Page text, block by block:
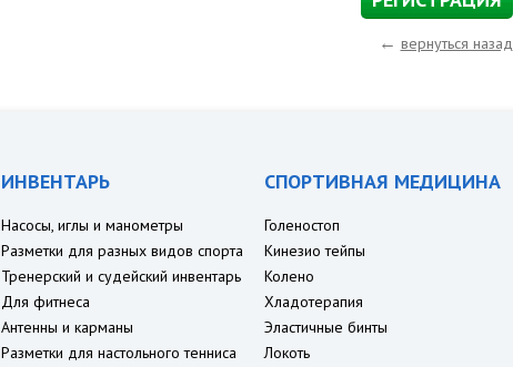
← вернуться назад
ИНВЕНТАРЬ
Насосы, иглы и манометры
Разметки для разных видов спорта
Тренерский и судейский инвентарь
Для фитнеса
Антенны и карманы
Разметки для настольного тенниса
СПОРТИВНАЯ МЕДИЦИНА
Голеностоп
Кинезио тейпы
Колено
Хладотерапия
Эластичные бинты
Локоть